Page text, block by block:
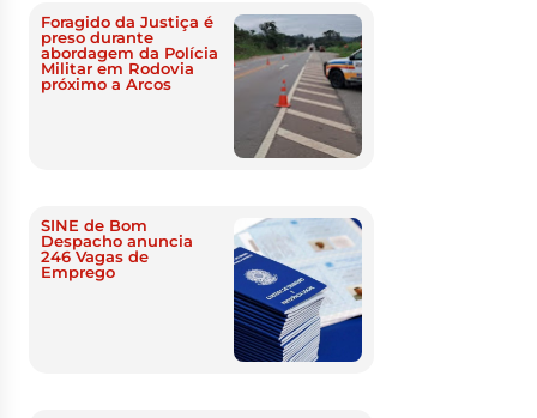
Foragido da Justiça é
preso durante
abordagem da Polícia
Militar em Rodovia
próximo a Arcos
SINE de Bom
Despacho anuncia
246 Vagas de
Emprego